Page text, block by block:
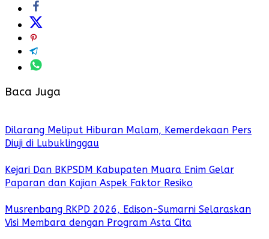
Baca Juga
Dilarang Meliput Hiburan Malam, Kemerdekaan Pers
Diuji di Lubuklinggau
Kejari Dan BKPSDM Kabupaten Muara Enim Gelar
Paparan dan Kajian Aspek Faktor Resiko
Musrenbang RKPD 2026, Edison-Sumarni Selaraskan
Visi Membara dengan Program Asta Cita